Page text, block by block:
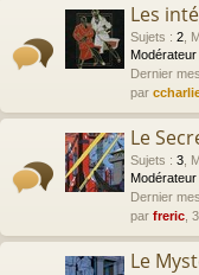
Les
Sujets : 2
Modérateur
Dernier
par
Le
Sujets : 3
Modérateur
Dernier
par freric ,
Le